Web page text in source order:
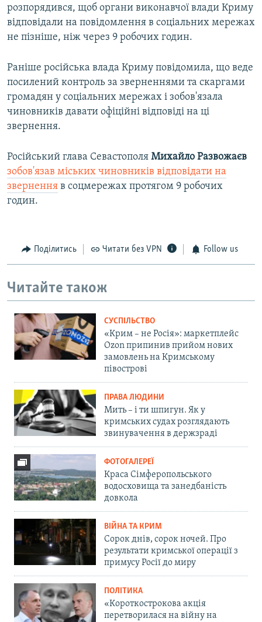
розпорядився, щоб органи виконавчої влади Криму
відповідали на повідомлення в соціальних мережах
не пізніше, ніж через 9 робочих годин.
Раніше російська влада Криму повідомила, що веде
посилений контроль за зверненнями та скаргами
громадян у соціальних мережах і зобов'язала
чиновників давати офіційні відповіді на ці
звернення.
Російський глава Севастополя Михайло Развожаєв
зобов'язав міських чиновників відповідати на
звернення в соцмережах протягом 9 робочих
годин.
Поділитись Читати без VPN Follow us
Читайте також
СУСПІЛЬСТВО
«Крим – не Росія»: маркетплейс
Ozon припинив прийом нових
замовлень на Кримському
півострові
ПРАВА ЛЮДИНИ
Мить – і ти шпигун. Як у
кримських судах розглядають
звинувачення в держзраді
ФОТОГАЛЕРЕЇ
Краса Сімферопольського
водосховища та занедбаність
довкола
ВІЙНА ТА КРИМ
Сорок днів, сорок ночей. Про
результати кримської операції з
примусу Росії до миру
ПОЛІТИКА
«Короткострокова акція
перетворилася на війну на